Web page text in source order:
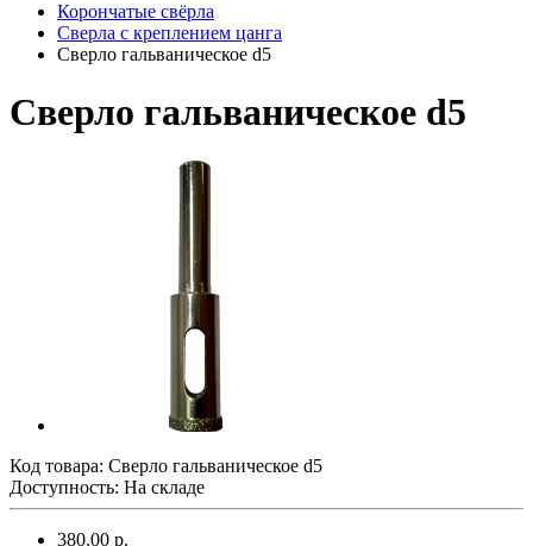
Корончатые свёрла
Сверла с креплением цанга
Сверло гальваническое d5
Сверло гальваническое d5
Код товара: Сверло гальваническое d5
Доступность: На складе
380.00 р.